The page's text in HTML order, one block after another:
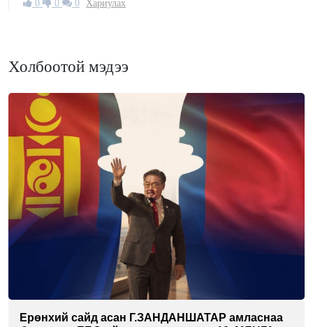
0 0 0 Хариулах
Холбоотой мэдээ
Ерөнхий сайд асан Г.ЗАНДАНШАТАР амласнаа